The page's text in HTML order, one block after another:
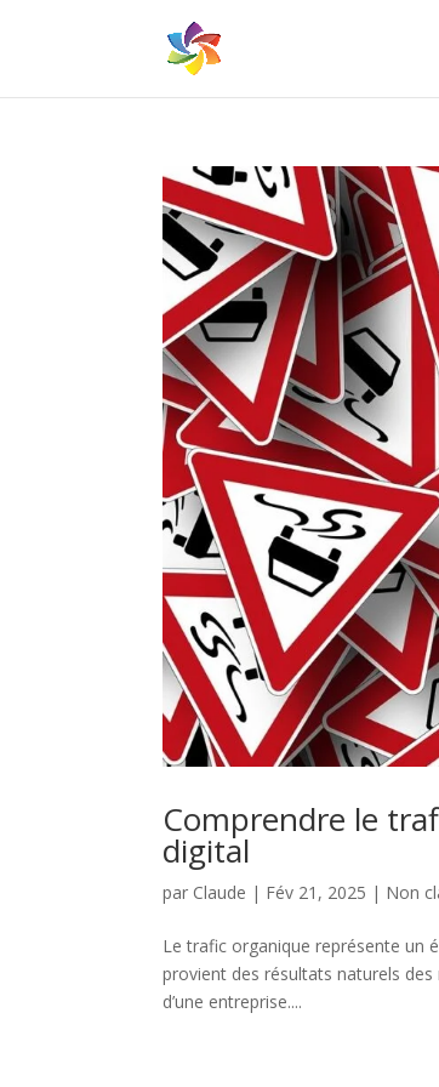
Comprendre le
digital
par Claude | Fév 21, 2025 | Non
Le trafic organique représente un
provient des résultats naturels
d’une entreprise....